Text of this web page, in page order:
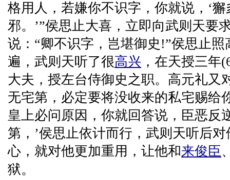
格用人，若嫌你不识字，你就说，‘
邪。’”侯思止大喜，立即向武则天要
说：“卿不识字，岂堪御史!”侯思止
遍，武则天听了很高兴 ，在天授三年
大夫，授左台侍御史之职。高元礼又
无宅第，必定要将没收来的私宅赐给
皇上必问原因，你就回答说，臣恶反
第，’侯思止依计而行，武则天听后
心，就对他更加重用，让他和来俊臣
狱。